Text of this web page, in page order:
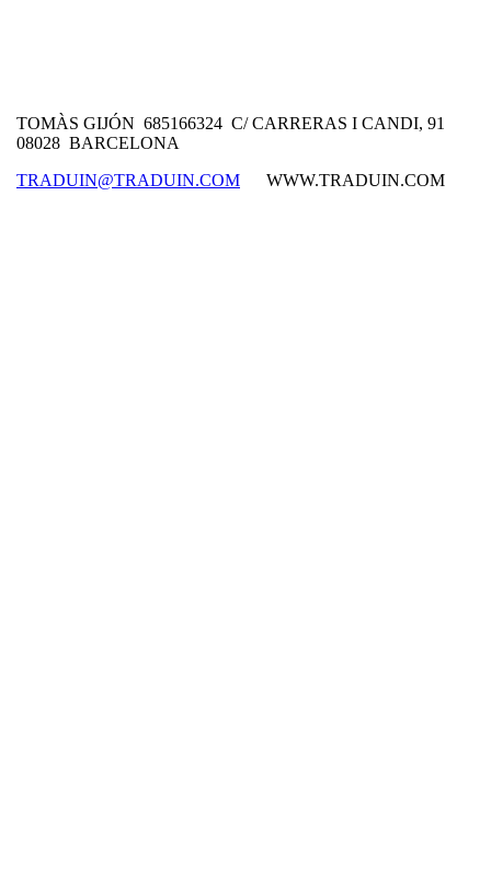
TOMÀS GIJÓN 685166324 C/ CARRERAS I CANDI, 91
08028 BARCELONA
TRADUIN@TRADUIN.COM WWW.TRADUIN.COM